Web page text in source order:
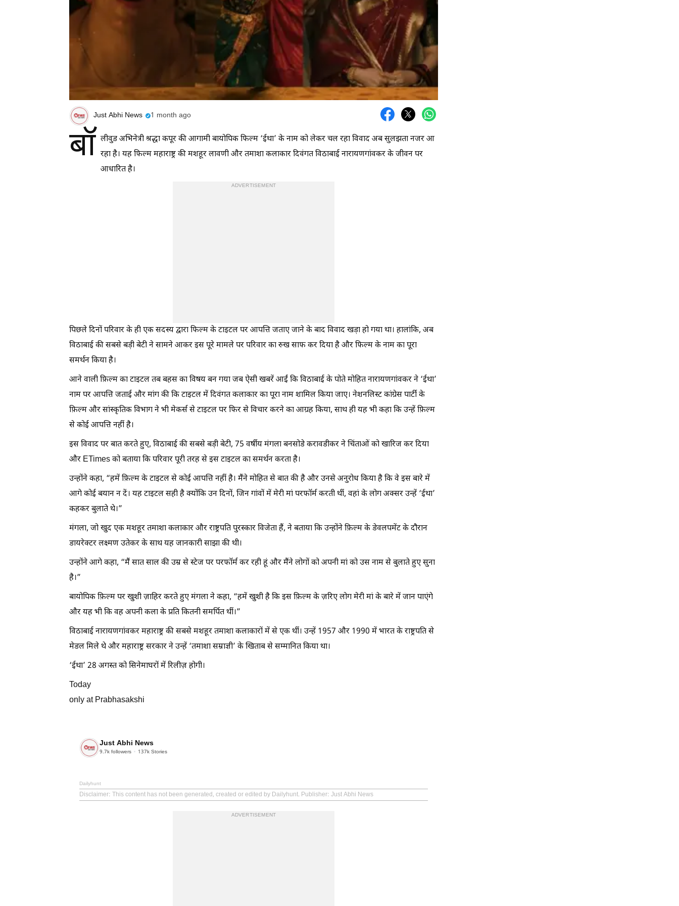
Just Abhi News 1 month ago
बॉ लीवुड अभिनेत्री श्रद्धा कपूर की आगामी बायोपिक फिल्म ‘ईथा’ के नाम को लेकर चल रहा विवाद अब सुलझता नजर आ
रहा है। यह फिल्म महाराष्ट्र की मशहूर लावणी और तमाशा कलाकार दिवंगत विठाबाई नारायणगांवकर के जीवन पर
आधारित है।
ADVERTISEMENT
पिछले दिनों परिवार के ही एक सदस्य द्वारा फिल्म के टाइटल पर आपत्ति जताए जाने के बाद विवाद खड़ा हो गया था। हालांकि, अब
विठाबाई की सबसे बड़ी बेटी ने सामने आकर इस पूरे मामले पर परिवार का रुख साफ कर दिया है और फिल्म के नाम का पूरा
समर्थन किया है।
आने वाली फ़िल्म का टाइटल तब बहस का विषय बन गया जब ऐसी खबरें आईं कि विठाबाई के पोते मोहित नारायणगांवकर ने ‘ईथा’
नाम पर आपत्ति जताई और मांग की कि टाइटल में दिवंगत कलाकार का पूरा नाम शामिल किया जाए। नेशनलिस्ट कांग्रेस पार्टी के
फ़िल्म और सांस्कृतिक विभाग ने भी मेकर्स से टाइटल पर फिर से विचार करने का आग्रह किया, साथ ही यह भी कहा कि उन्हें फ़िल्म
से कोई आपत्ति नहीं है।
इस विवाद पर बात करते हुए, विठाबाई की सबसे बड़ी बेटी, 75 वर्षीय मंगला बनसोडे करावडीकर ने चिंताओं को खारिज कर दिया
और ETimes को बताया कि परिवार पूरी तरह से इस टाइटल का समर्थन करता है।
उन्होंने कहा, “हमें फ़िल्म के टाइटल से कोई आपत्ति नहीं है। मैंने मोहित से बात की है और उनसे अनुरोध किया है कि वे इस बारे में
आगे कोई बयान न दें। यह टाइटल सही है क्योंकि उन दिनों, जिन गांवों में मेरी मां परफॉर्म करती थीं, वहां के लोग अक्सर उन्हें ‘ईथा’
कहकर बुलाते थे।”
मंगला, जो खुद एक मशहूर तमाशा कलाकार और राष्ट्रपति पुरस्कार विजेता हैं, ने बताया कि उन्होंने फ़िल्म के डेवलपमेंट के दौरान
डायरेक्टर लक्ष्मण उतेकर के साथ यह जानकारी साझा की थी।
उन्होंने आगे कहा, “मैं सात साल की उम्र से स्टेज पर परफॉर्म कर रही हूं और मैंने लोगों को अपनी मां को उस नाम से बुलाते हुए सुना
है।”
बायोपिक फ़िल्म पर खुशी ज़ाहिर करते हुए मंगला ने कहा, “हमें खुशी है कि इस फ़िल्म के ज़रिए लोग मेरी मां के बारे में जान पाएंगे
और यह भी कि वह अपनी कला के प्रति कितनी समर्पित थीं।”
विठाबाई नारायणगांवकर महाराष्ट्र की सबसे मशहूर तमाशा कलाकारों में से एक थीं। उन्हें 1957 और 1990 में भारत के राष्ट्रपति से
मेडल मिले थे और महाराष्ट्र सरकार ने उन्हें ‘तमाशा सम्राज्ञी’ के खिताब से सम्मानित किया था।
‘ईथा’ 28 अगस्त को सिनेमाघरों में रिलीज़ होगी।
Today
only at Prabhasakshi
Just Abhi News
9.7k followers 137k Stories
Dailyhunt
Disclaimer: This content has not been generated, created or edited by Dailyhunt. Publisher: Just Abhi News
ADVERTISEMENT